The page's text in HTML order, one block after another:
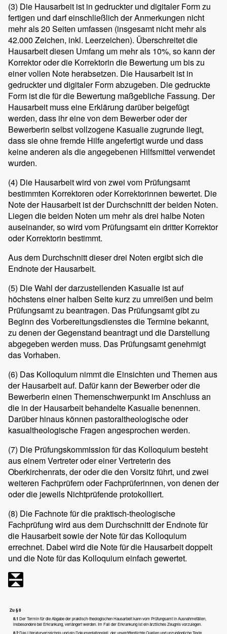
(3) Die Hausarbeit ist in gedruckter und digitaler Form zu
fertigen und darf einschließlich der Anmerkungen nicht
mehr als 20 Seiten umfassen (insgesamt nicht mehr als
42.000 Zeichen, inkl. Leerzeichen). Überschreitet die
Hausarbeit diesen Umfang um mehr als 10%, so kann der
Korrektor oder die Korrektorin die Bewertung um bis zu
einer vollen Note herabsetzen. Die Hausarbeit ist in
gedruckter und digitaler Form abzugeben. Die gedruckte
Form ist die für die Bewertung maßgebliche Fassung. Der
Hausarbeit muss eine Erklärung darüber beigefügt
werden, dass ihr eine von dem Bewerber oder der
Bewerberin selbst vollzogene Kasualie zugrunde liegt,
dass sie ohne fremde Hilfe angefertigt wurde und dass
keine anderen als die angegebenen Hilfsmittel verwendet
wurden.
(4) Die Hausarbeit wird von zwei vom Prüfungsamt
bestimmten Korrektoren oder Korrektorinnen bewertet. Die
Note der Hausarbeit ist der Durchschnitt der beiden Noten.
Liegen die beiden Noten um mehr als drei halbe Noten
auseinander, so wird vom Prüfungsamt ein dritter Korrektor
oder Korrektorin bestimmt.
Aus dem Durchschnitt dieser drei Noten ergibt sich die
Endnote der Hausarbeit.
(5) Die Wahl der darzustellenden Kasualie ist auf
höchstens einer halben Seite kurz zu umreißen und beim
Prüfungsamt zu beantragen. Das Prüfungsamt gibt zu
Beginn des Vorbereitungsdienstes die Termine bekannt,
zu denen der Gegenstand beantragt und die Darstellung
abgegeben werden muss. Das Prüfungsamt genehmigt
das Vorhaben.
(6) Das Kolloquium nimmt die Einsichten und Themen aus
der Hausarbeit auf. Dafür kann der Bewerber oder die
Bewerberin einen Themenschwerpunkt im Anschluss an
die in der Hausarbeit behandelte Kasualie benennen.
Darüber hinaus können pastoraltheologische oder
kasualtheologische Fragen angesprochen werden.
(7) Die Prüfungskommission für das Kolloquium besteht
aus einem Vertreter oder einer Vertreterin des
Oberkirchenrats, der oder die den Vorsitz führt, und zwei
weiteren Fachprüfern oder Fachprüferinnen, von denen der
oder die jeweils Nichtprüfende protokolliert.
(8) Die Fachnote für die praktisch-theologische
Fachprüfung wird aus dem Durchschnitt der Endnote für
die Hausarbeit sowie der Note für das Kolloquium
errechnet. Dabei wird die Note für die Hausarbeit doppelt
und die Note für das Kolloquium einfach gewertet.
Zu § 8
8.1 Der Termin für die Abgabe der praktisch-theologischen Hausarbeit kann vom Prüfungsamt in Ausnahmefällen,
insbesondere bei Erkrankung, verlängert werden. Im Fall der Erkrankung ist ein ärztliches Zeugnis vorzulegen.
8.2Das Literaturverzeichnis und ein Dokumentationsteil, der unveröffentlichte Quellen und unzugängliche Texte